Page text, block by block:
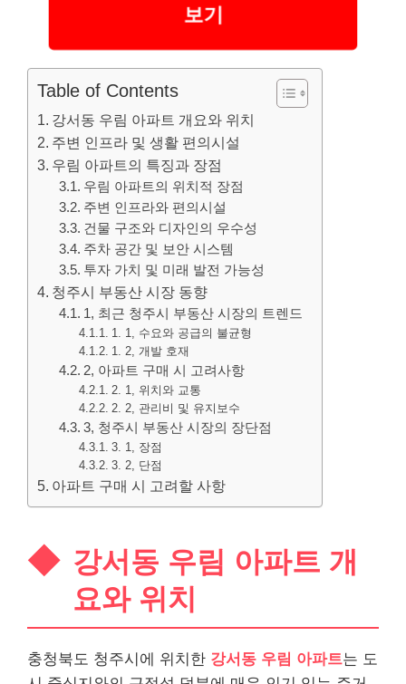
보기
Table of Contents
강서동 우림 아파트 개요와 위치
주변 인프라 및 생활 편의시설
우림 아파트의 특징과 장점
우림 아파트의 위치적 장점
주변 인프라와 편의시설
건물 구조와 디자인의 우수성
주차 공간 및 보안 시스템
투자 가치 및 미래 발전 가능성
청주시 부동산 시장 동향
1, 최근 청주시 부동산 시장의 트렌드
1. 1, 수요와 공급의 불균형
1. 2, 개발 호재
2, 아파트 구매 시 고려사항
2. 1, 위치와 교통
2. 2, 관리비 및 유지보수
3, 청주시 부동산 시장의 장단점
3. 1, 장점
3. 2, 단점
아파트 구매 시 고려할 사항
강서동 우림 아파트 개
요와 위치
충청북도 청주시에 위치한 강서동 우림 아파트는 도